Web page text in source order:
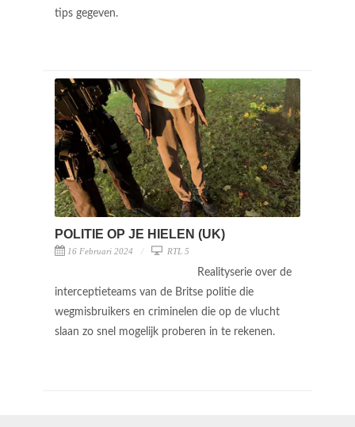
tips gegeven.
POLITIE OP JE HIELEN (UK)
16 Februari 2024 RTL 5
Realityserie over de
interceptieteams van de Britse politie die
wegmisbruikers en criminelen die op de vlucht
slaan zo snel mogelijk proberen in te rekenen.